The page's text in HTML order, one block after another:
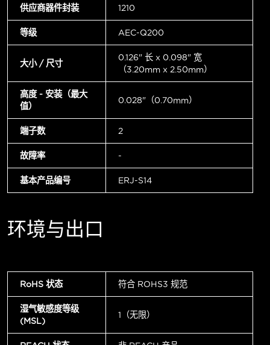
供应商器件封装 1210
等级 AEC-Q200
大小 / 尺寸
0.126" 长 x 0.098" 宽
（3.20mm x 2.50mm）
高度 - 安装（最大
值）
0.028"（0.70mm）
端子数 2
故障率 -
基本产品编号 ERJ-S14
环境与出口
RoHS 状态 符合 ROHS3 规范
湿气敏感度等级
(MSL)
1（无限）